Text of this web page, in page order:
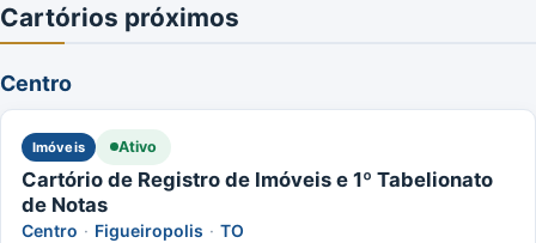
Cartórios próximos
Centro
Imóveis Ativo
Cartório de Registro de Imóveis e 1º Tabelionato
de Notas
Centro · Figueiropolis · TO